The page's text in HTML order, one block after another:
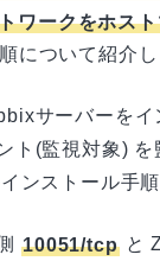
ワークをホス
について紹介し
サーバーをイ
ト(監視対象) を
ンストール手順
10051/tcp と